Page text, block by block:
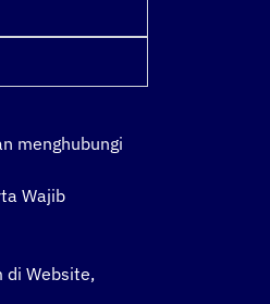
menghubungi
Wajib
di Website,